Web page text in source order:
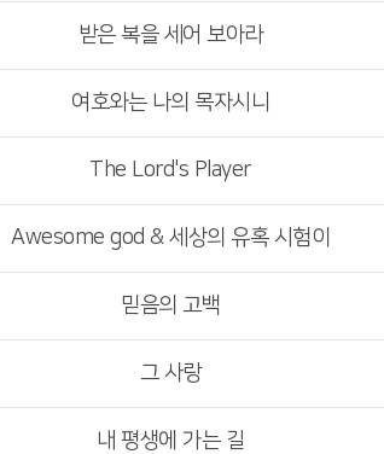
받은 복을 세어 보아라
여호와는 나의 목자시니
The Lord's Player
Awesome god & 세상의 유혹 시험이
믿음의 고백
그 사랑
내 평생에 가는 길